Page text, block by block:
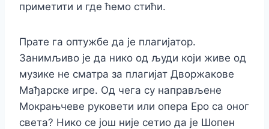
приметити и где ћемо стићи.
Прате га оптужбе да је плагијатор.
Занимљиво је да нико од људи који живе од
музике не сматра за плагијат Дворжакове
Мађарске игре. Од чега су направљене
Мокрањчеве руковети или опера Еро са оног
света? Нико се још није сетио да је Шопен